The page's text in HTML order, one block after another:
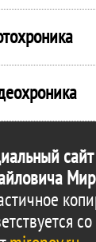
сайт